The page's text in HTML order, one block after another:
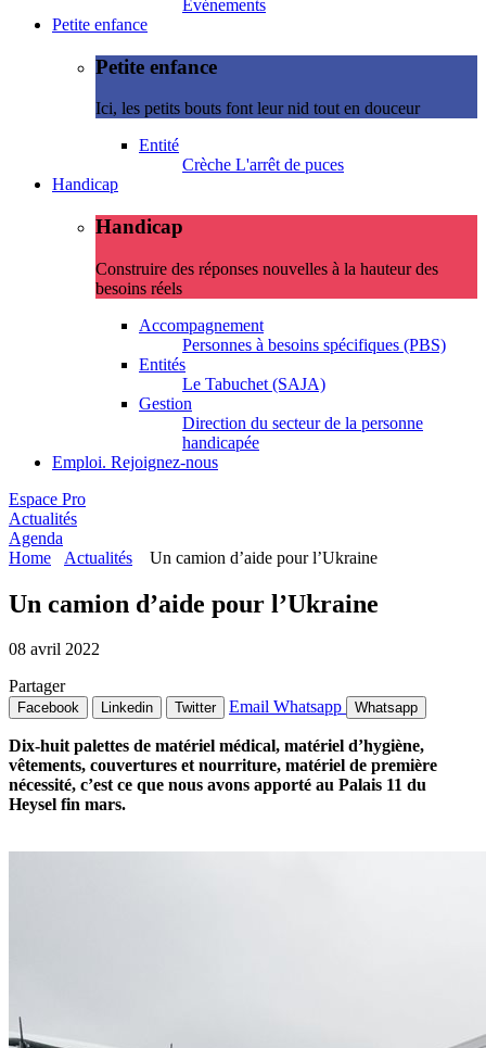
Evénements
Petite enfance
Petite enfance
Ici, les petits bouts font leur nid tout en douceur
Entité
Crèche L'arrêt de puces
Handicap
Handicap
Construire des réponses nouvelles à la hauteur des
besoins réels
Accompagnement
Personnes à besoins spécifiques (PBS)
Entités
Le Tabuchet (SAJA)
Gestion
Direction du secteur de la personne
handicapée
Emploi. Rejoignez-nous
Espace Pro
Actualités
Agenda
Home
Actualités Un camion d’aide pour l’Ukraine
Un camion d’aide pour l’Ukraine
08 avril 2022
Partager
Facebook Linkedin Twitter Email Whatsapp Whatsapp
Dix-huit palettes de matériel médical, matériel d’hygiène,
vêtements, couvertures et nourriture, matériel de première
nécessité, c’est ce que nous avons apporté au Palais 11 du
Heysel fin mars.